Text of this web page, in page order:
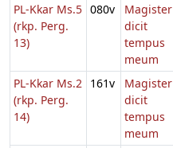
PL-Kkar Ms.5
(rkp. Perg.
13)
080v
Magister
dicit
tempus
meum
PL-Kkar Ms.2
(rkp. Perg.
14)
161v
Magister
dicit
tempus
meum